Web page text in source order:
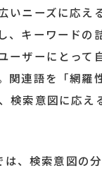
いニーズに応え
、キーワードの
ーザーにとって
関連語を「網羅
検索意図に応え
は、検索意図の